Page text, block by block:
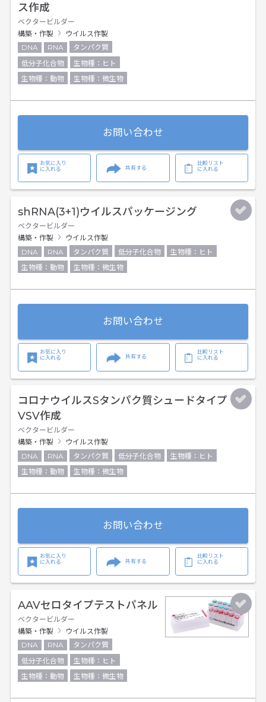
ス作成
ベクタービルダー
構築・作製
ウイルス作製
DNA
RNA
タンパク質
低分子化合物
生物種：ヒト
生物種：動物
生物種：微生物
お問い合わせ
お気に入り
に入れる
共有する
比較リスト
に入れる
shRNA(3+1)ウイルスパッケージング
ベクタービルダー
構築・作製
ウイルス作製
DNA
RNA タンパク質 低分子化合物
生物種：ヒト
生物種：動物
生物種：微生物
お問い合わせ
お気に入り
に入れる
共有する
比較リスト
に入れる
コロナウイルスSタンパク質シュードタイプ
VSV作成
ベクタービルダー
構築・作製
ウイルス作製
DNA
RNA タンパク質 低分子化合物
生物種：ヒト
生物種：動物
生物種：微生物
お問い合わせ
お気に入り
に入れる
共有する
比較リスト
に入れる
AAVセロタイプテストパネル
ベクタービルダー
構築・作製
ウイルス作製
DNA
RNA
タンパク質
低分子化合物
生物種：ヒト
生物種：動物
生物種：微生物